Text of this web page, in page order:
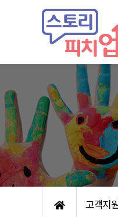
고객지